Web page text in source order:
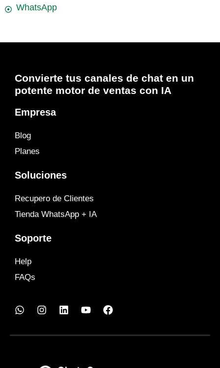
WhatsApp
Convierte tus canales de chat en un
potente motor de ventas con IA
Empresa
Blog
Planes
Soluciones
Recupero de Clientes
Tienda WhatsApp + IA
Soporte
Help
FAQs